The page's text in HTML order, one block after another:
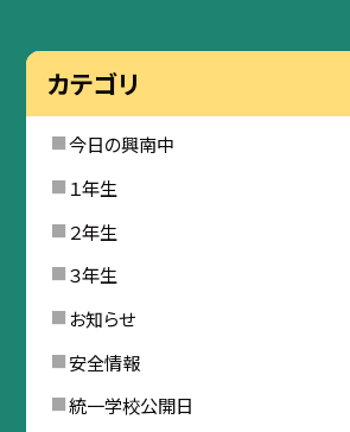
カテゴリ
今日の興南中
１年生
２年生
３年生
お知らせ
安全情報
統一学校公開日